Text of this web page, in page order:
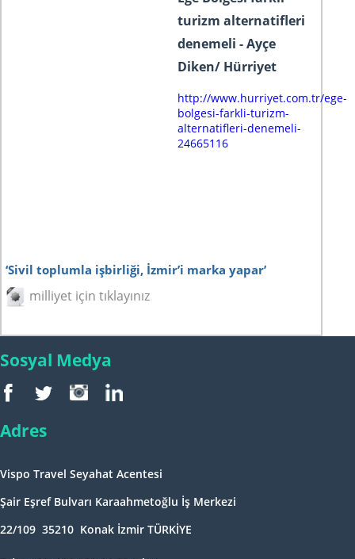
turizm alternatifleri
denemeli - Ayçe
Diken/ Hürriyet
http://www.hurriyet.com.tr/ege-
bolgesi-farkli-turizm-
alternatifleri-denemeli-
24665116
‘Sivil toplumla işbirliği, İzmir’i marka yapar’
milliyet için tıklayınız
Sosyal Medya
Adres
Vispo Travel Seyahat Acentesi
Şair Eşref Bulvarı Karaahmetoğlu İş Merkezi
22/109 35210 Konak İzmir TÜRKİYE